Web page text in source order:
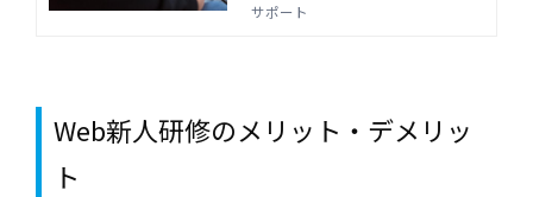
ン研修を検討しましょう。オンライ
サポート
Web新人研修のメリット・デメリッ
ト